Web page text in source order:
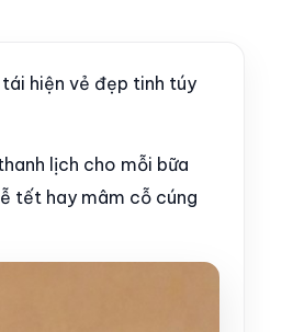
hiện vẻ đẹp tinh túy
lịch cho mỗi bữa
tết hay mâm cỗ cúng